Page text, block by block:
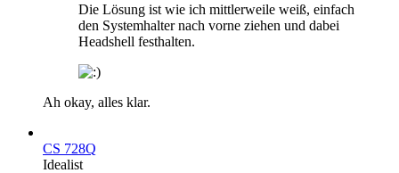
Die Lösung ist wie ich mittlerweile weiß, einfach
den Systemhalter nach vorne ziehen und dabei
Headshell festhalten.
Ah okay, alles klar.
CS 728Q
Idealist